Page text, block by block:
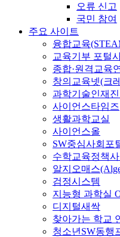
오류 신고
국민 참여
주요 사이트
융합교육
교육기부 포털
종합·원격교육
창의교육넷(크
과학기술인재
사이언스타임즈
생활과학교실
사이언스올
SW중심사회포
수학교육정책
알지오매스
검정시스템
지능형 과학실
디지털새싹
찾아가는 학교
청소년SW동행